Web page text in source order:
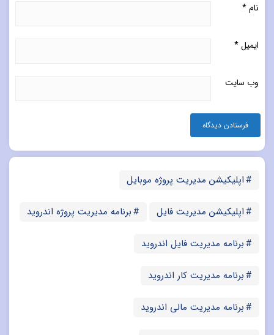
نام*
ایمیل*
وب‌ سایت
اپلیکیشن مدیریت پروژه موبایل
اپلیکیشن مدیریت فایل برنامه مدیریت پروژه اندروید
برنامه مدیریت فایل اندروید
برنامه مدیریت کار اندروید
برنامه مدیریت مالی اندروید